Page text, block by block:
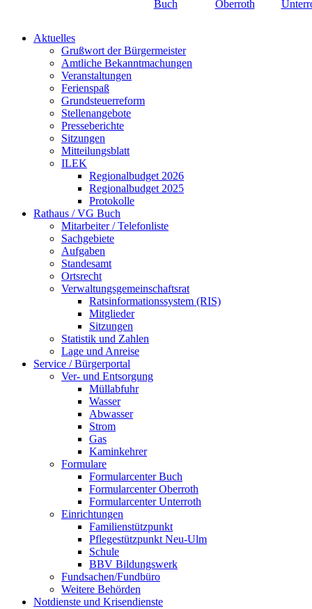
Aktuelles
Grußwort der Bürgermeister
Amtliche Bekanntmachungen
Veranstaltungen
Ferienspaß
Grundsteuerreform
Stellenangebote
Presseberichte
Sitzungen
Mitteilungsblatt
ILEK
Regionalbudget 2026
Regionalbudget 2025
Protokolle
Rathaus / VG Buch
Mitarbeiter / Telefonliste
Sachgebiete
Aufgaben
Standesamt
Ortsrecht
Verwaltungsgemeinschaftsrat
Ratsinformationssystem (RIS)
Mitglieder
Sitzungen
Statistik und Zahlen
Lage und Anreise
Service / Bürgerportal
Ver- und Entsorgung
Müllabfuhr
Wasser
Abwasser
Strom
Gas
Kaminkehrer
Formulare
Formularcenter Buch
Formularcenter Oberroth
Formularcenter Unterroth
Einrichtungen
Familienstützpunkt
Pflegestützpunkt Neu-Ulm
Schule
BBV Bildungswerk
Fundsachen/Fundbüro
Weitere Behörden
Notdienste und Krisendienste